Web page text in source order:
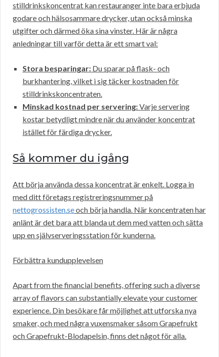
stilldrinkskoncentrat kan restauranger inte bara erbjuda
godare och hälsosammare drycker, utan också minska
utgifter och därmed öka sina vinster. Här är några
anledningar till varför detta är ett smart val:
Stora besparingar: Du sparar på flask- och
burkhantering, vilket i sig täcker kostnaden för
stilldrinkskoncentraten.
Minskad kostnad per servering:Varje servering
kostar betydligt mindre när du använder koncentrat
istället för färdiga drycker.
Så kommer du igång
Att börja använda dessa koncentrat är enkelt. Logga in
med ditt företags registreringsnummer på
nettogrossisten.seoch börja handla. När koncentraten har
anlänt är det bara att blanda ut dem med vatten och sätta
upp en självserveringsstation för kunderna.
Förbättra kundupplevelsen
Apart from the financial benefits, offering such a diverse
array of flavors can substantially elevate your customer
experience. Din besökare får möjlighet att utforska nya
smaker, och med några vuxensmaker såsom Grapefrukt
och Grapefrukt-Blodapelsin, finns det något för alla.